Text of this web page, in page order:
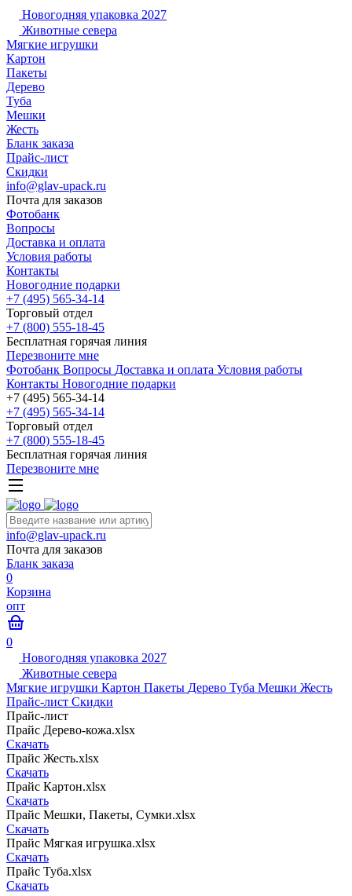
Новогодняя упаковка 2027
Животные севера
Мягкие игрушки
Картон
Пакеты
Дерево
Туба
Мешки
Жесть
Бланк заказа
Прайс-лист
Скидки
info@glav-upack.ru
Почта для заказов
Фотобанк
Вопросы
Доставка и оплата
Условия работы
Контакты
Новогодние подарки
+7 (495) 565-34-14
Торговый отдел
+7 (800) 555-18-45
Бесплатная горячая линия
Перезвоните мне
Фотобанк Вопросы Доставка и оплата Условия работы
Контакты Новогодние подарки
+7 (495) 565-34-14
+7 (495) 565-34-14
Торговый отдел
+7 (800) 555-18-45
Бесплатная горячая линия
Перезвоните мне
info@glav-upack.ru
Почта для заказов
Бланк заказа
0
Корзина
опт
0
Новогодняя упаковка 2027
Животные севера
Мягкие игрушки Картон Пакеты Дерево Туба Мешки Жесть
Прайс-лист Скидки
Прайс-лист
Прайс Дерево-кожа.xlsx
Скачать
Прайс Жесть.xlsx
Скачать
Прайс Картон.xlsx
Скачать
Прайс Мешки, Пакеты, Сумки.xlsx
Скачать
Прайс Мягкая игрушка.xlsx
Скачать
Прайс Туба.xlsx
Скачать